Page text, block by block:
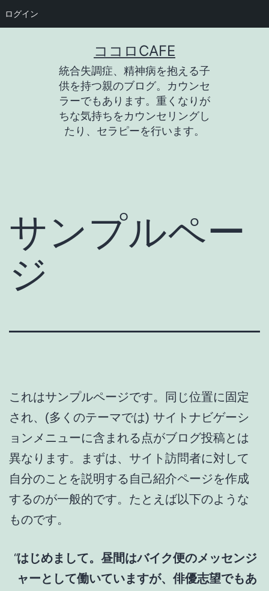
ログイン
ココロCAFE
統合失調症、精神病を抱える子
供を持つ親のブログ。カウンセ
ラーでもあります。重くなりが
ちな気持ちをカウンセリングし
たり、セラピーを行います。
サンプルペー
ジ
これはサンプルページです。同じ位置に固定
され、(多くのテーマでは) サイトナビゲーシ
ョンメニューに含まれる点がブログ投稿とは
異なります。まずは、サイト訪問者に対して
自分のことを説明する自己紹介ページを作成
するのが一般的です。たとえば以下のような
ものです。
はじめまして。昼間はバイク便のメッセンジ
ャーとして働いていますが、俳優志望でもあ